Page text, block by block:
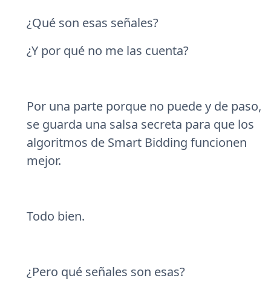
¿Qué son esas señales?
¿Y por qué no me las cuenta?
Por una parte porque no puede y de paso,
se guarda una salsa secreta para que los
algoritmos de Smart Bidding funcionen
mejor.
Todo bien.
¿Pero qué señales son esas?